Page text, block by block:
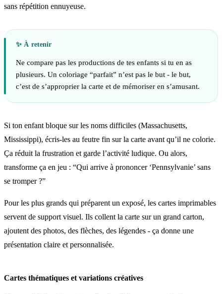
sans répétition ennuyeuse.
Ne compare pas les productions de tes enfants si tu en as
plusieurs. Un coloriage “parfait” n’est pas le but - le but,
c’est de s’approprier la carte et de mémoriser en s’amusant.
Si ton enfant bloque sur les noms difficiles (Massachusetts,
Mississippi), écris-les au feutre fin sur la carte avant qu’il ne colorie.
Ça réduit la frustration et garde l’activité ludique. Ou alors,
transforme ça en jeu : “Qui arrive à prononcer ‘Pennsylvanie’ sans
se tromper ?”
Pour les plus grands qui préparent un exposé, les cartes imprimables
servent de support visuel. Ils collent la carte sur un grand carton,
ajoutent des photos, des flèches, des légendes - ça donne une
présentation claire et personnalisée.
Cartes thématiques et variations créatives